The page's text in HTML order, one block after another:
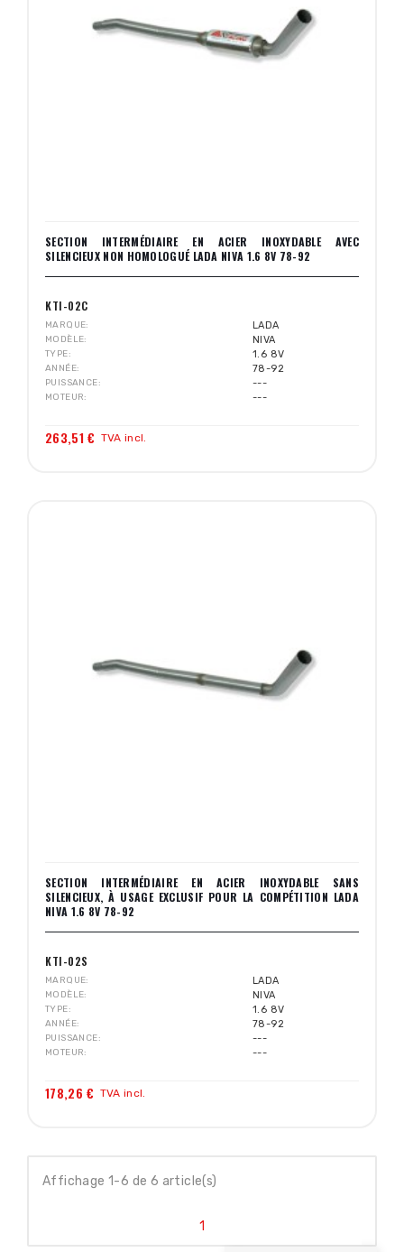
SECTION INTERMÉDIAIRE EN ACIER INOXYDABLE AVEC
SILENCIEUX NON HOMOLOGUÉ LADA NIVA 1.6 8V 78-92
KTI-02C
MARQUE LADA
MODÈLE NIVA
TYPE 1.6 8V
ANNÉE 78-92
PUISSANCE ---
MOTEUR ---
263,51 € TVA incl.
SECTION INTERMÉDIAIRE EN ACIER INOXYDABLE SANS
SILENCIEUX, À USAGE EXCLUSIF POUR LA COMPÉTITION LADA
NIVA 1.6 8V 78-92
KTI-02S
MARQUE LADA
MODÈLE NIVA
TYPE 1.6 8V
ANNÉE 78-92
PUISSANCE ---
MOTEUR ---
178,26 € TVA incl.
Affichage 1-6 de 6 article(s)
1